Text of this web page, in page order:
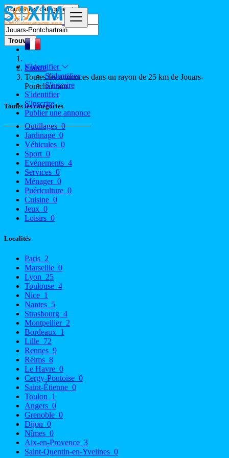
S'identifier
S'identifier
S'inscrire
S'identifier
S'inscrire
Publier une annonce
Trouver
France
Toutes les annonces dans un rayon de 25 km de Jouars-
Pontchartrain
Toutes les catégories
Outillages0
Jardinage 0
Véhicules 0
Sport 0
Evénements 4
Services 0
Ménager 0
Puériculture 0
Cuisine 0
Jeux 0
Loisirs 0
Localités
Paris 2
Marseille 0
Lyon 25
Toulouse 4
Nice 1
Nantes 5
Strasbourg 4
Montpellier 2
Bordeaux 1
Lille 72
Rennes 9
Reims 8
Le Havre 0
Cergy-Pontoise 0
Saint-Étienne 0
Toulon 1
Angers 0
Grenoble 0
Dijon 0
Nîmes 0
Aix-en-Provence 3
Saint-Quentin-en-Yvelines 0